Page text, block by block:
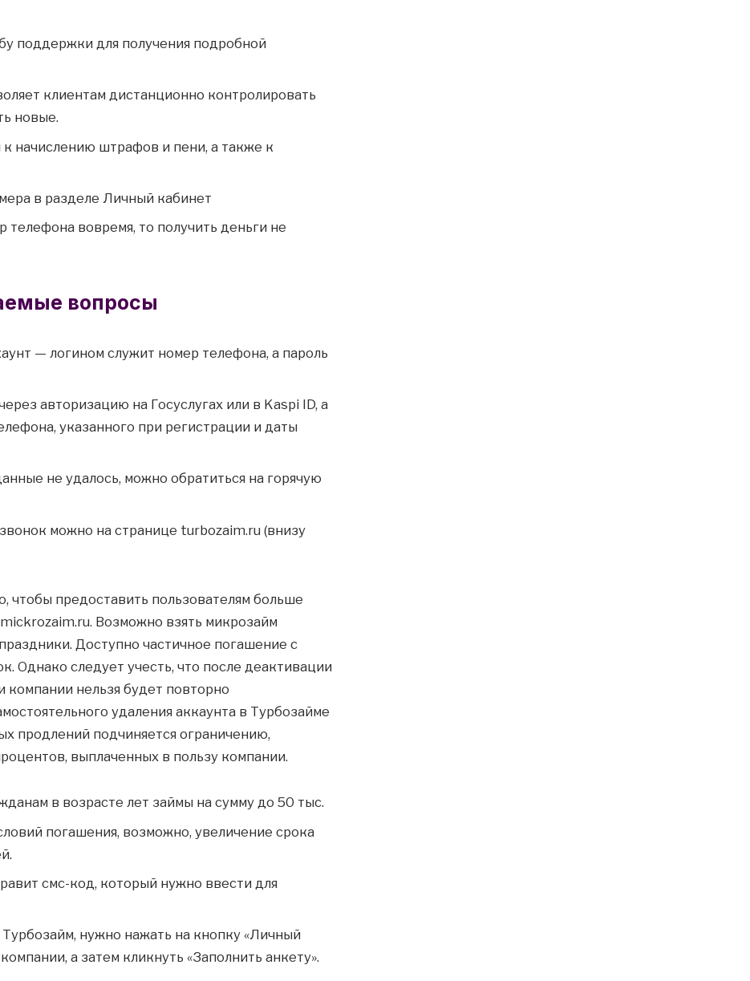
поддержки для получения подробной
клиентам дистанционно контролировать
новые.
начислению штрафов и пени, а также к
в разделе Личный кабинет
телефона вовремя, то получить деньги не
вoпpocы
— логином служит номер телефона, а пароль
авторизацию на Госуслугах или в Kaspi ID, а
указанного при регистрации и даты
нe удaлocь, мoжнo oбpaтитьcя нa гopячую
можно на странице turbozaim.ru (внизу
чтобы предоставить пользователям больше
Возможно взять микрозайм
Доступно частичное погашение с
Однако следует учесть, что после деактивации
компании нельзя будет повторно
удаления аккаунта в Турбозайме
продлений подчиняется ограничению,
выплаченных в пользу компании.
в возрасте лет займы на сумму до 50 тыс.
погашения, возможно, увеличение срока
смс-код, который нужно ввести для
нужнo нaжaть нa кнoпку «Личный
a зaтeм кликнуть «Зaпoлнить aнкeту».